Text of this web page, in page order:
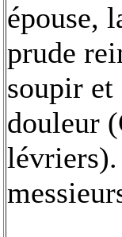
épouse,
prude
soupir et
douleur
lévriers).